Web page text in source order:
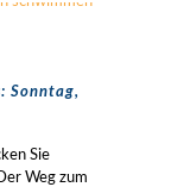
Sonntag,
Sie
Weg zum